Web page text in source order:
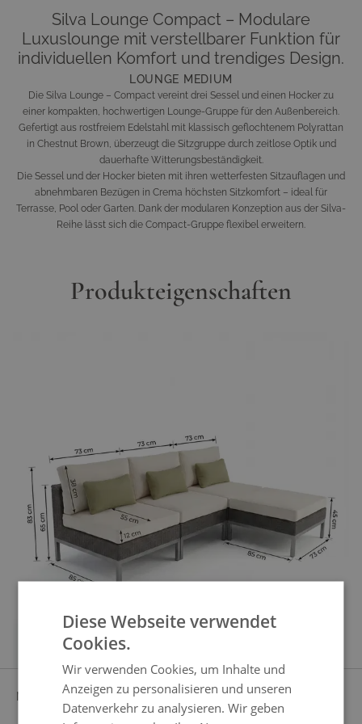
Silva Lounge Compact – Modulare
Luxuslounge mit verstellbarer Funktion für
individuellen Komfort und trendiges Design.
LOUNGE MEDIUM
Die Silva Lounge – Compact vereint drei Sessel und einen Hocker zu
einer kompakten, hochwertigen Lounge-Gruppe für den Außenbereich.
Gefertigt aus rostfreiem Edelstahl mit klassisch geflochtenem Polyrattan
in Chestnut Brown, überzeugt die Sitzgruppe durch zeitlose Optik und
dauerhafte Witterungsbeständigkeit.
Die Sessel und der Hocker bieten mit ihren wetterfesten Sitzauflagen und
abnehmbaren Bezügen in Crema höchsten Sitzkomfort – ideal für
Terrasse, Pool oder Garten. Dank der modularen Konzeption aus der Silva-
Reihe lässt sich die Compact-Gruppe flexibel erweitern.
Produkteigenschaften
MATERIAL EDELSTAHL
Polyrattan
Diese Webseite verwendet
Cookies.
Wir verwenden Cookies, um Inhalte und
Anzeigen zu personalisieren und unseren
Datenverkehr zu analysieren. Wir geben